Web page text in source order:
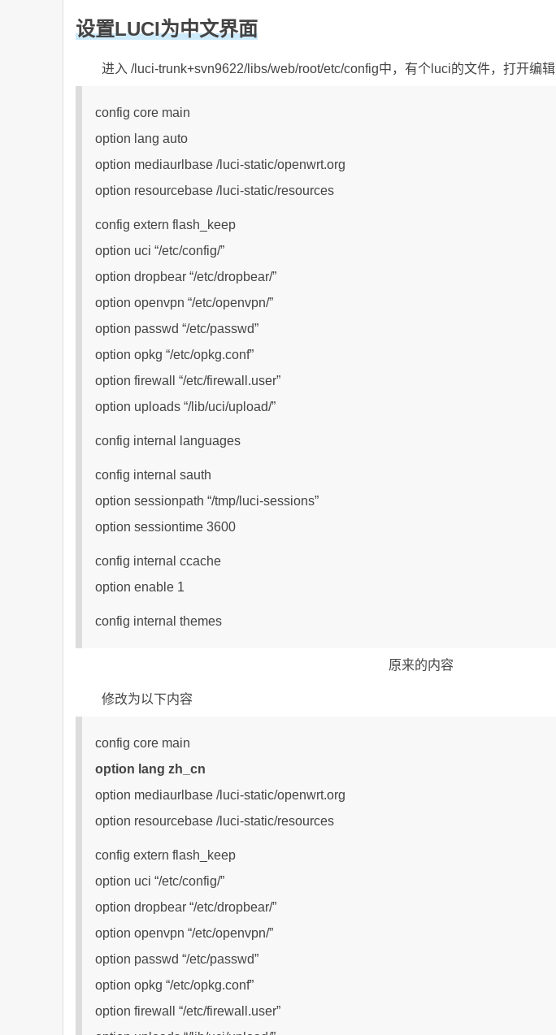
设置LUCI为中文界面
进入 /luci-trunk+svn9622/libs/web/root/etc/config中，有个luci的文件，打开编辑
config core main
option lang auto
option mediaurlbase /luci-static/openwrt.org
option resourcebase /luci-static/resources
config extern flash_keep
option uci “/etc/config/”
option dropbear “/etc/dropbear/”
option openvpn “/etc/openvpn/”
option passwd “/etc/passwd”
option opkg “/etc/opkg.conf”
option firewall “/etc/firewall.user”
option uploads “/lib/uci/upload/”
config internal languages
config internal sauth
option sessionpath “/tmp/luci-sessions”
option sessiontime 3600
config internal ccache
option enable 1
config internal themes
原来的内容
修改为以下内容
config core main
option lang zh_cn
option mediaurlbase /luci-static/openwrt.org
option resourcebase /luci-static/resources
config extern flash_keep
option uci “/etc/config/”
option dropbear “/etc/dropbear/”
option openvpn “/etc/openvpn/”
option passwd “/etc/passwd”
option opkg “/etc/opkg.conf”
option firewall “/etc/firewall.user”